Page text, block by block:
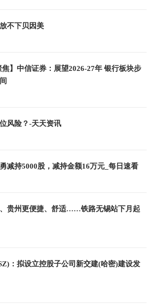
不下贝因美
】中信证券：展望2026-27年 银行板块步
风险？-天天资讯
减持5000股，减持金额16万元_每日速看
、贵州更便捷、舒适……铁路无锡站下月起
：拟设立控股子公司新交建(哈密)建设发